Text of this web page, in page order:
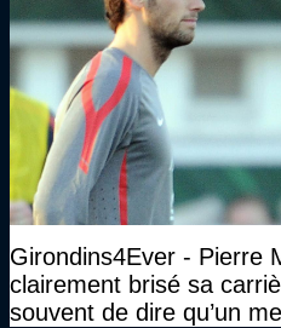
Girondins4Ever - Pierre
clairement brisé sa
souvent de dire qu’un